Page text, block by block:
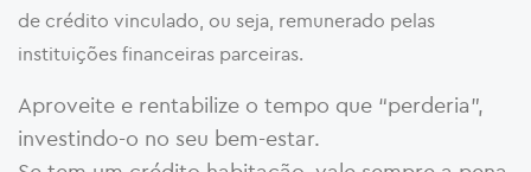
de crédito vinculado, ou seja, remunerado pelas
instituições financeiras parceiras.
Aproveite e rentabilize o tempo que “perderia”,
investindo-o no seu bem-estar.